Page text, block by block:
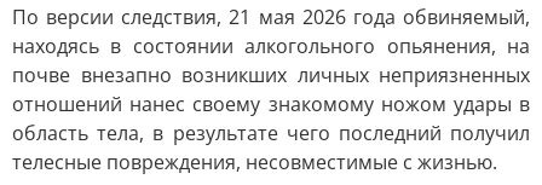
По версии следствия, 21 мая 2026 года обвиняемый,
находясь в состоянии алкогольного опьянения, на
почве внезапно возникших личных неприязненных
отношений нанес своему знакомому ножом удары в
область тела, в результате чего последний получил
телесные повреждения, несовместимые с жизнью.